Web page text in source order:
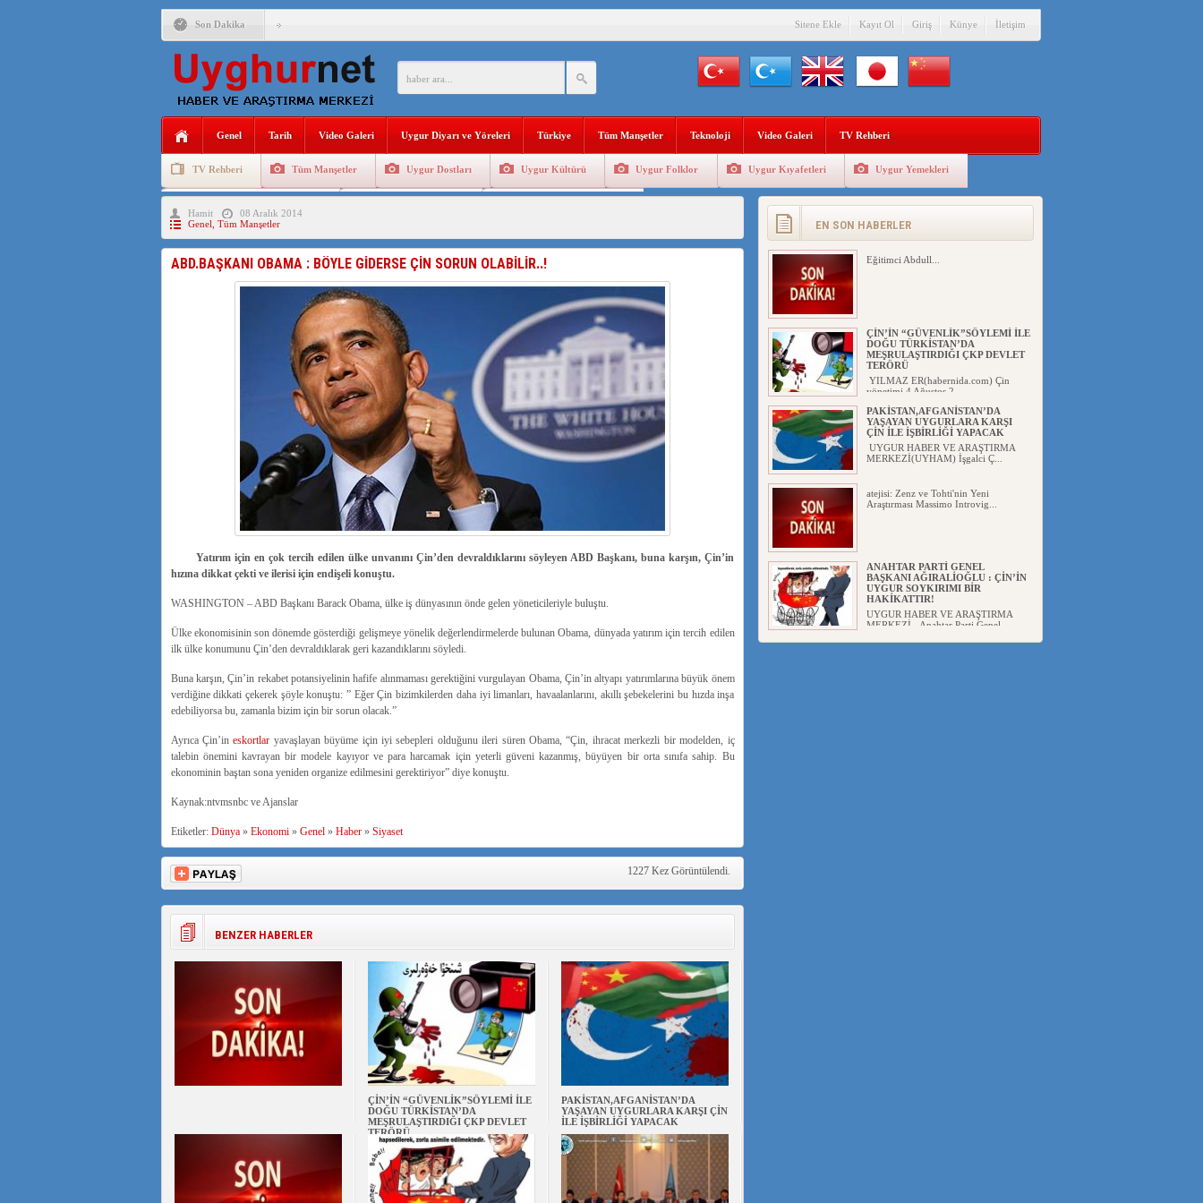
Son Dakika
ÇİN’İN “GÜVENLİK”SÖYLEMİ İLE DOĞU TÜRKİSTAN’DA MEŞRULAŞTIRDIĞI ÇKP DEVLET TERÖRÜ
PAKİSTAN,AFGANİSTAN’DA YAŞAYAN UYGURLARA KARŞI ÇİN İLE İŞBİRLİĞİ YAPACAK
ANAHTAR PARTİ GENEL BAŞKANI AĞIRALİOĞLU : ÇİN’İN UYGUR SOYKIRIMI BİR HAKİKATTIR!
DİYANET AKADEMİSİ BAŞKANI DOÇ.DR.KAAN : DOĞU TÜRKİSTAN BİZİM KIRMIZI ÇİZGİMİZDİR!”
150 YILDIR KAYNAYAN YARAMIZ : ÇİN İŞGALİNDEKİ DOĞU TÜRKİSTAN
MHP’DEN URUMÇİ KATLİAMI MESAJİ : 05.07.2009 URUMÇİ ŞEHİTLERİNİ RAHMETLE ANIYORUZ
Sitene Ekle Kayıt Ol Giriş Künye İletişim
Genel Tarih Video Galeri Uygur Diyarı ve Yöreleri Türkiye Tüm Manşetler Teknoloji Video Galeri TV Rehberi
TV Rehberi Tüm Manşetler Uygur Dostları Uygur Kültürü Uygur Folklor Uygur Kıyafetleri Uygur Yemekleri
Uygurlarda Düğün ve Cenaze
Hamit
08 Aralık 2014
Genel Tüm Manşetler
ABD.BAŞKANI OBAMA : BÖYLE GİDERSE ÇİN SORUN OLABİLİR..!
Yatırım için en çok tercih edilen ülke unvanını Çin’den devraldıklarını söyleyen ABD Başkanı, buna karşın, Çin’in
hızına dikkat çekti ve ilerisi için endişeli konuştu.
WASHINGTON – ABD Başkanı Barack Obama, ülke iş dünyasının önde gelen yöneticileriyle buluştu.
Ülke ekonomisinin son dönemde gösterdiği gelişmeye yönelik değerlendirmelerde bulunan Obama, dünyada yatırım için tercih edilen
ilk ülke konumunu Çin’den devraldıklarak geri kazandıklarını söyledi.
Buna karşın, Çin’in rekabet potansiyelinin hafife alınmaması gerektiğini vurgulayan Obama, Çin’in altyapı yatırımlarına büyük önem
verdiğine dikkati çekerek şöyle konuştu: ” Eğer Çin bizimkilerden daha iyi limanları, havaalanlarını, akıllı şebekelerini bu hızda inşa
edebiliyorsa bu, zamanla bizim için bir sorun olacak.”
Ayrıca Çin’ineskortlar yavaşlayan büyüme için iyi sebepleri olduğunu ileri süren Obama, “Çin, ihracat merkezli bir modelden, iç
talebin önemini kavrayan bir modele kayıyor ve para harcamak için yeterli güveni kazanmış, büyüyen bir orta sınıfa sahip. Bu
ekonominin baştan sona yeniden organize edilmesini gerektiriyor” diye konuştu.
Kaynak:ntvmsnbc ve Ajanslar
Etiketler: Dünya» Ekonomi» Genel» Haber» Siyaset
1227 Kez Görüntülendi.
BENZER HABERLER
ÇİN’İN “GÜVENLİK”SÖYLEMİ İLE
DOĞU TÜRKİSTAN’DA
MEŞRULAŞTIRDIĞI ÇKP DEVLET
TERÖRÜ
PAKİSTAN,AFGANİSTAN’DA
YAŞAYAN UYGURLARA KARŞI ÇİN
İLE İŞBİRLİĞİ YAPACAK
EN SON HABERLER
Eğitimci Abdull...
ÇİN’İN “GÜVENLİK”SÖYLEMİ İLE
DOĞU TÜRKİSTAN’DA
MEŞRULAŞTIRDIĞI ÇKP DEVLET
TERÖRÜ
YILMAZ ER(habernida.com) Çin
yönetimi 4 Ağustos 2...
PAKİSTAN,AFGANİSTAN’DA
YAŞAYAN UYGURLARA KARŞI
ÇİN İLE İŞBİRLİĞİ YAPACAK
UYGUR HABER VE ARAŞTIRMA
MERKEZİ(UYHAM) İşgalci Ç...
atejisi: Zenz ve Tohti'nin Yeni
Araştırması Massimo Introvig...
ANAHTAR PARTİ GENEL
BAŞKANI AĞIRALİOĞLU : ÇİN’İN
UYGUR SOYKIRIMI BİR
HAKİKATTIR!
UYGUR HABER VE ARAŞTIRMA
MERKEZİ Anahtar Parti Genel
ÇİN’İN DOĞU TÜRKİSTAN’DAKİ